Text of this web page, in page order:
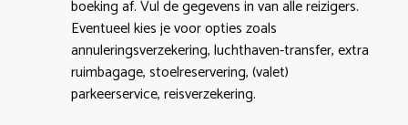
boeking af. Vul de gegevens in van alle reizigers.
Eventueel kies je voor opties zoals
annuleringsverzekering, luchthaven-transfer, extra
ruimbagage, stoelreservering, (valet)
parkeerservice, reisverzekering.